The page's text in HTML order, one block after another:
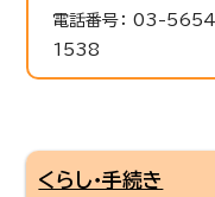
電話番号： 03-
1538
くらし・手続き